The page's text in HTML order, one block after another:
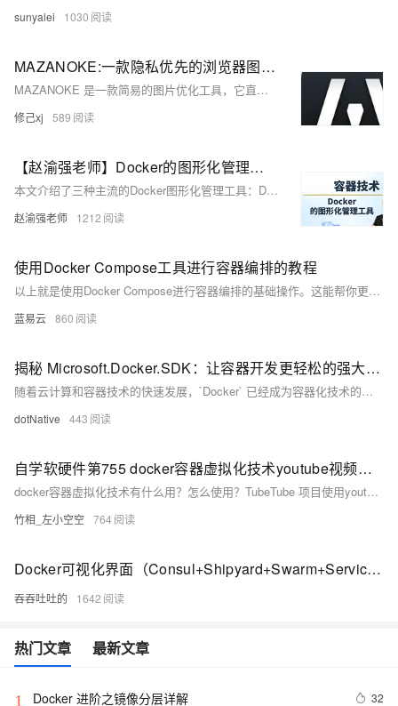
sunyalei 1030
MAZANOKE:一款隐私优先的浏览器图像优化工具及Docker部署指南
MAZANOKE 是一款简易的图片优化工具，它直接在浏览器中运行，支持离线使用，并确保您的图片始终保留在设备上，绝不外泄。 这款专为普通人设计的工具，适合与亲友分享使用，是那些来路不明的"免费"在线工具的可靠替代品。
修己xj 589
【赵渝强老师】Docker的图形化管理工具
本文介绍了三种主流的Docker图形化管理工具：Docker UI、Portainer和Shipyard。Docker UI（现名UI for Docker）适合初学者，支持容器管理并可显示容器关系图；Portainer轻量级且功能全面，支持单机与集群管理；Shipyard专注于多主机集群管理，提供镜像、容器及节点管理功能，并包含engine和rethinkdb两个核心组件。文中还通过图文结合的方式展示了各工具的安装与使用方法。
赵渝强老师 1212
使用Docker Compose工具进行容器编排的教程
以上就是使用Docker Compose进行容器编排的基础操作。这能帮你更有效地在本地或者在服务器上部署和管理多容器应用。
蓝易云 860
揭秘 Microsoft.Docker.SDK：让容器开发更轻松的强大工具揭秘
随着云计算和容器技术的快速发展，`Docker` 已经成为容器化技术的事实标准。`Microsoft` 作为 `Docker` 的主要支持者和参与者，推出了 `Microsoft.Docker.SDK`，旨在帮助开发者更轻松地进行容器开发。本文将深入揭秘 Microsoft.Docker.SDK 的功能、使用方法以及它在容器开发中的应用。
dotNative 443
自学软硬件第755 docker容器虚拟化技术youtube视频下载工具
docker容器虚拟化技术有什么用？怎么使用？TubeTube 项目使用youtube视频下载工具
竹相_左小空空 764
Docker可视化界面（Consul+Shipyard+Swarm+Service Discover）部署记录
吞吞吐吐的 1642
热门文章 最新文章
1 Docker 进阶之镜像分层详解 32